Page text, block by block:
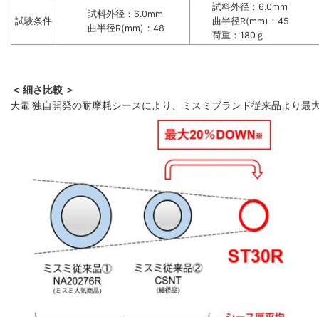
試験条件
試料外径：6.0mm
曲半径R(mm)：48
試料外径：6.0mm
曲半径R(mm)：45
荷重：180ｇ
＜ 細さ比較 ＞
大電 独自開発の耐摩耗シースにより、ミスミブランド従来品より最